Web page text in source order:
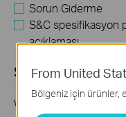
Sorun Giderme
S&C spesifikasyon
açıklaması
SSS
What Are the
From United
Bölgeniz için ürünler,